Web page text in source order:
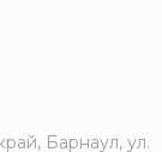
Барнаул, ул.